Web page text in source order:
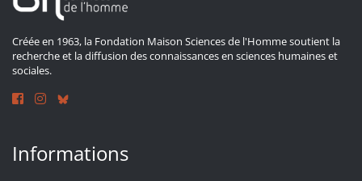
Créée en 1963, la Fondation Maison Sciences de l'Homme soutient la
recherche et la diffusion des connaissances en sciences humaines et
sociales.
Informations